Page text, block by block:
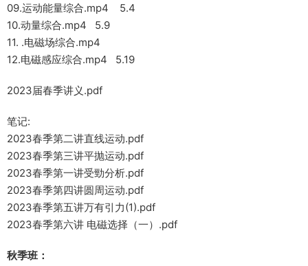
09.运动能量综合.mp4 5.4
10.动量综合.mp4 5.9
11. .电磁场综合.mp4
12.电磁感应综合.mp4 5.19
2023届春季讲义.pdf
笔记:
2023春季第二讲直线运动.pdf
2023春季第三讲平抛运动.pdf
2023春季第一讲受勁分析.pdf
2023春季第四讲圆周运动.pdf
2023春季第五讲万有引力(1).pdf
2023春季第六讲 电磁选择（一）.pdf
秋季班：